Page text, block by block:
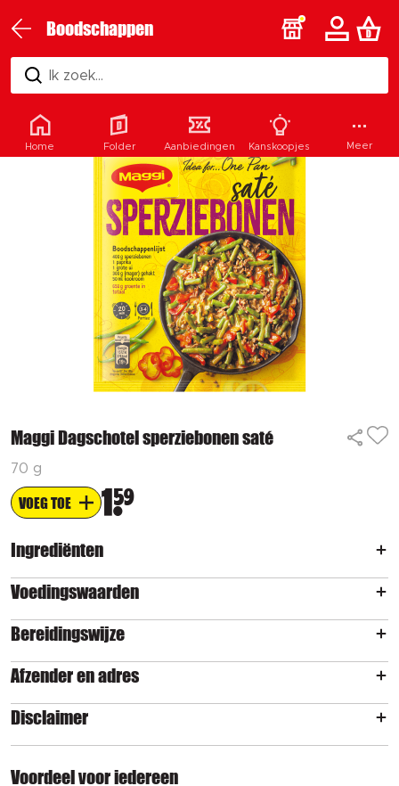
Boodschappen
Ik zoek...
Maggi Dagschotel sperziebonen saté
70 g
VOEG TOE 1 59
Ingrediënten
Voedingswaarden
Bereidingswijze
Afzender en adres
Disclaimer
Voordeel voor iedereen
Home Folder Aanbiedingen Kanskoopjes Meer